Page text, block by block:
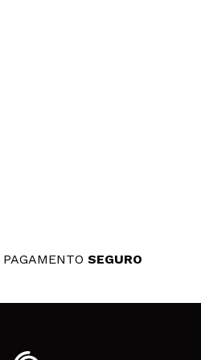
PAGAMENTOSEGURO